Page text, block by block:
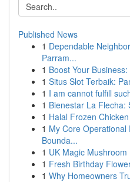
Published News
1 Dependable
Parram...
1 Boost Your
1 Situs Slot Terbaik:
1 I am cannot fulfill
1 Bienestar La Flecha:
1 Halal Frozen
1 My Core Operational
Bounda...
1 UK Magic
1 Fresh Birthday
1 Why Homeowners